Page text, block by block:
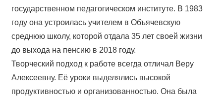
государственном педагогическом институте. В 1983
году она устроилась учителем в Объячевскую
среднюю школу, которой отдала 35 лет своей жизни
до выхода на пенсию в 2018 году.
Творческий подход к работе всегда отличал Веру
Алексеевну. Её уроки выделялись высокой
продуктивностью и организованностью. Она была